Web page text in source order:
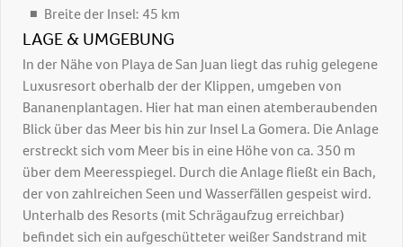
Breite der Insel: 45 km
LAGE & UMGEBUNG
In der Nähe von Playa de San Juan liegt das ruhig gelegene
Luxusresort oberhalb der der Klippen, umgeben von
Bananenplantagen. Hier hat man einen atemberaubenden
Blick über das Meer bis hin zur Insel La Gomera. Die Anlage
erstreckt sich vom Meer bis in eine Höhe von ca. 350 m
über dem Meeresspiegel. Durch die Anlage fließt ein Bach,
der von zahlreichen Seen und Wasserfällen gespeist wird.
Unterhalb des Resorts (mit Schrägaufzug erreichbar)
befindet sich ein aufgeschütteter weißer Sandstrand mit